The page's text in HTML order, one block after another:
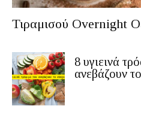
Τιραμισού Overnight
8 υγιεινά
ανεβάζουν